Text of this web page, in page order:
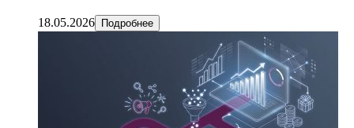
18.05.2026 Подробнее